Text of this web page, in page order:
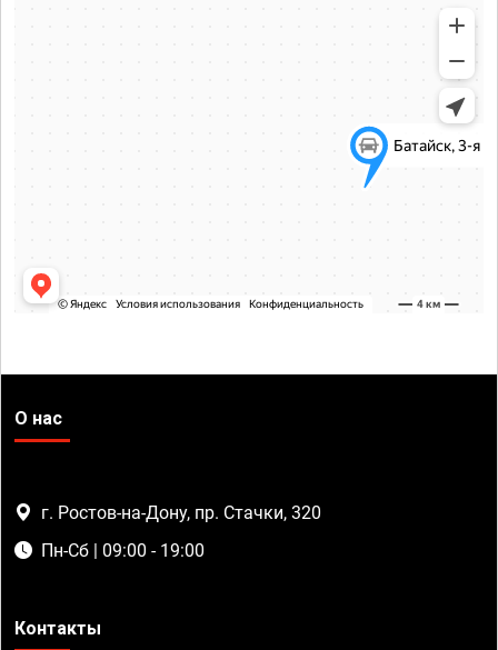
О нас
г. Ростов-на-Дону, пр. Стачки, 320
Пн-Сб | 09:00 - 19:00
Контакты